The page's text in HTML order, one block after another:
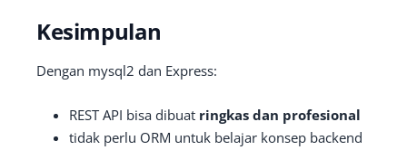
Kesimpulan
Dengan mysql2 dan Express:
REST API bisa dibuat ringkas dan profesional
tidak perlu ORM untuk belajar konsep backend